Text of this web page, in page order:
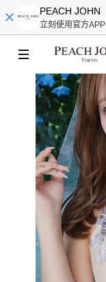
PEACH JOHN
立刻使用官方APP